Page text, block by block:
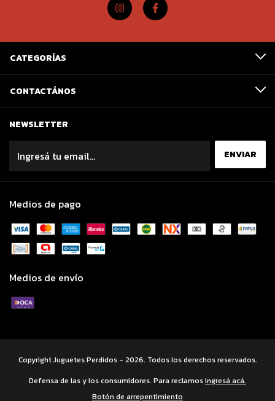
CATEGORÍAS
CONTACTÁNOS
NEWSLETTER
Medios de pago
Medios de envío
Copyright Juguetes Perdidos - 2026. Todos los derechos reservados.
Defensa de las y los consumidores. Para reclamosingresá acá.
Botón de arrepentimiento